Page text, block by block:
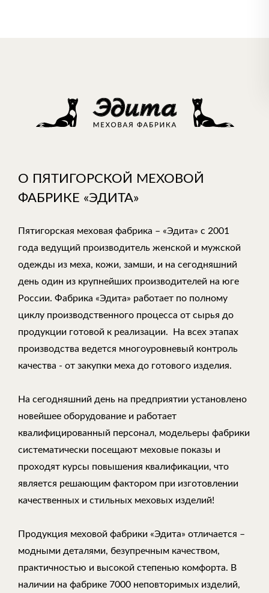
О ПЯТИГОРСКОЙ МЕХОВОЙ
ФАБРИКЕ «ЭДИТА»
Пятигорская меховая фабрика – «Эдита» с 2001
года ведущий производитель женской и мужской
одежды из меха, кожи, замши, и на сегодняшний
день один из крупнейших производителей на юге
России. Фабрика «Эдита» работает по полному
циклу производственного процесса от сырья до
продукции готовой к реализации. На всех этапах
производства ведется многоуровневый контроль
качества - от закупки меха до готового изделия.
На сегодняшний день на предприятии установлено
новейшее оборудование и работает
квалифицированный персонал, модельеры фабрики
систематически посещают меховые показы и
проходят курсы повышения квалификации, что
является решающим фактором при изготовлении
качественных и стильных меховых изделий!
Продукция меховой фабрики «Эдита» отличается –
модными деталями, безупречным качеством,
практичностью и высокой степенью комфорта. В
наличии на фабрике 7000 неповторимых изделий,